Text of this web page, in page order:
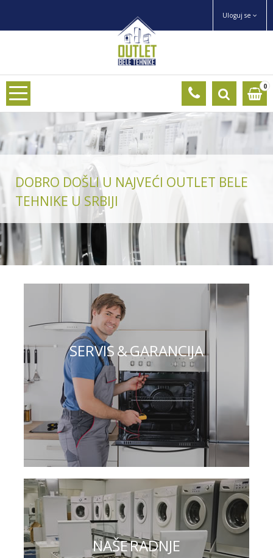
Uloguj se
0
DOBRO DOŠLI U NAJVEĆI OUTLET BELE
TEHNIKE U SRBIJI
SERVIS & GARANCIJA
NAŠE RADNJE